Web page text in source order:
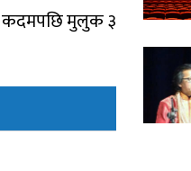
कदमपछि मुलुक ३